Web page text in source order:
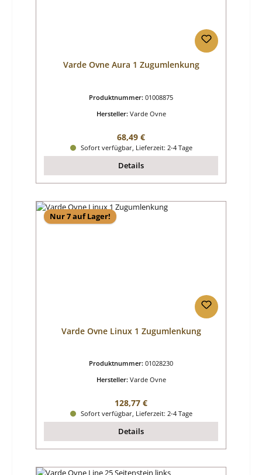
Varde Ovne Aura 1 Zugumlenkung
Produktnummer: 01008875
Hersteller: Varde Ovne
Regulärer Preis:
68,49 €
Sofort verfügbar, Lieferzeit: 2-4 Tage
Details
Nur 7 auf Lager!
Varde Ovne Linux 1 Zugumlenkung
Produktnummer: 01028230
Hersteller: Varde Ovne
Regulärer Preis:
128,77 €
Sofort verfügbar, Lieferzeit: 2-4 Tage
Details